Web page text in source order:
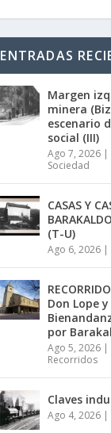
ENTRADAS
Margen
minera
escenario
social (III)
Ago 7, 2026 |
Sociedad
CASAS Y
(T-U)
Ago 6, 2026 |
Don Lope
por
Ago 5, 2026 |
Recorridos
Claves
Ago 4, 2026 |